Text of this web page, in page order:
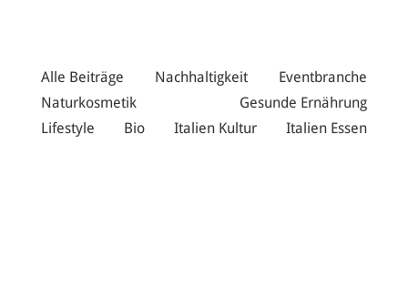
Alle Beiträge Nachhaltigkeit
Eventbranche
Naturkosmetik
Gesunde Ernährung
Lifestyle
Bio Italien Kultur Italien Essen